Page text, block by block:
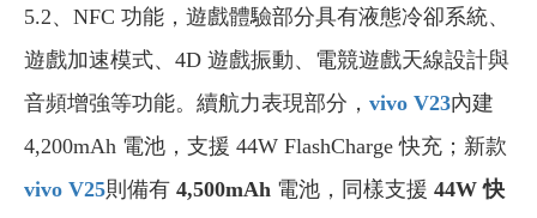
5.2、NFC 功能，遊戲體驗部分具有液態冷卻系統、
遊戲加速模式、4D 遊戲振動、電競遊戲天線設計與
音頻增強等功能。續航力表現部分， vivo V23內建
4,200mAh 電池，支援 44W FlashCharge 快充；新款
vivo V25則備有 4,500mAh 電池，同樣支援 44W 快